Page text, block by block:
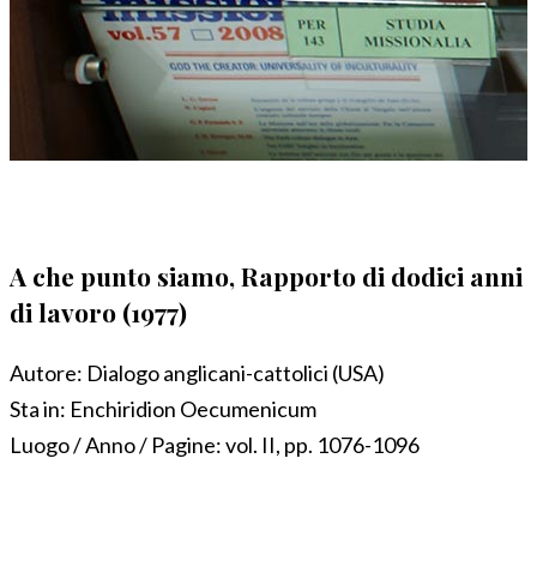
A che punto siamo, Rapporto di dodici anni
di lavoro (1977)
Autore: Dialogo anglicani-cattolici (USA)
Sta in: Enchiridion Oecumenicum
Luogo / Anno / Pagine:vol. II, pp. 1076-1096